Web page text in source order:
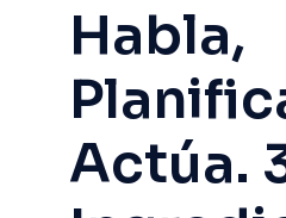
Habla,
Actúa.